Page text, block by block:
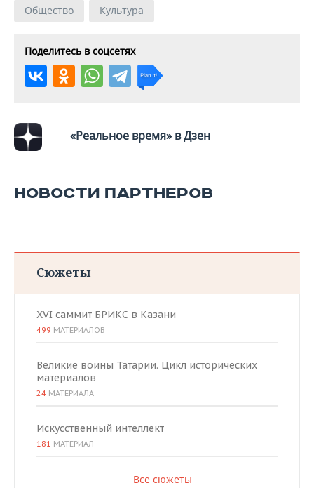
Общество Культура
Поделитесь в соцсетях
«Реальное время» в Дзен
НОВОСТИ ПАРТНЕРОВ
Сюжеты
XVI саммит БРИКС в Казани
499 МАТЕРИАЛОВ
Великие воины Татарии. Цикл исторических
материалов
24 МАТЕРИАЛА
Искусственный интеллект
181 МАТЕРИАЛ
Все сюжеты